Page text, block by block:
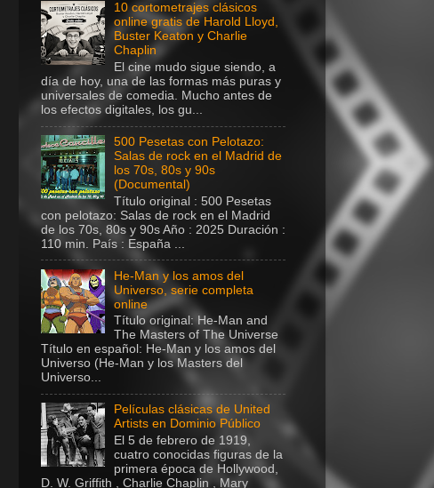
10 cortometrajes clásicos
online gratis de Harold Lloyd,
Buster Keaton y Charlie
Chaplin
El cine mudo sigue siendo, a
día de hoy, una de las formas más puras y
universales de comedia. Mucho antes de
los efectos digitales, los gu...
500 Pesetas con Pelotazo:
Salas de rock en el Madrid de
los 70s, 80s y 90s
(Documental)
Título original : 500 Pesetas
con pelotazo: Salas de rock en el Madrid
de los 70s, 80s y 90s Año : 2025 Duración :
110 min. País : España ...
He-Man y los amos del
Universo, serie completa
online
Título original: He-Man and
The Masters of The Universe
Título en español: He-Man y los amos del
Universo (He-Man y los Masters del
Universo...
Películas clásicas de United
Artists en Dominio Público
El 5 de febrero de 1919,
cuatro conocidas figuras de la
primera época de Hollywood,
D. W. Griffith , Charlie Chaplin , Mary